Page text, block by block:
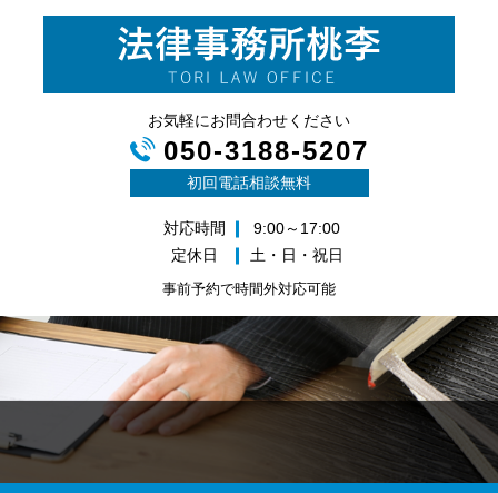
お気軽にお問合わせください
050-3188-5207
初回電話相談無料
対応時間
9:00～17:00
定休日
土・日・祝日
事前予約で時間外対応可能